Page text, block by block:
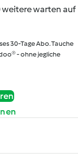
weitere warten auf
30-Tage Abo. Tauche
- ohne jegliche